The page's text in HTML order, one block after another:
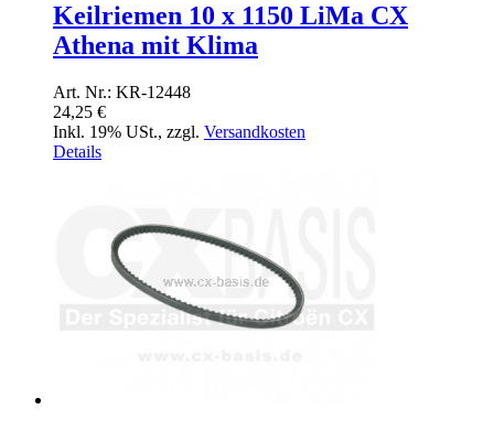
Keilriemen 10 x 1150 LiMa CX
Athena mit Klima
Art. Nr.: KR-12448
24,25 €
Inkl. 19% USt., zzgl. Versandkosten
Details